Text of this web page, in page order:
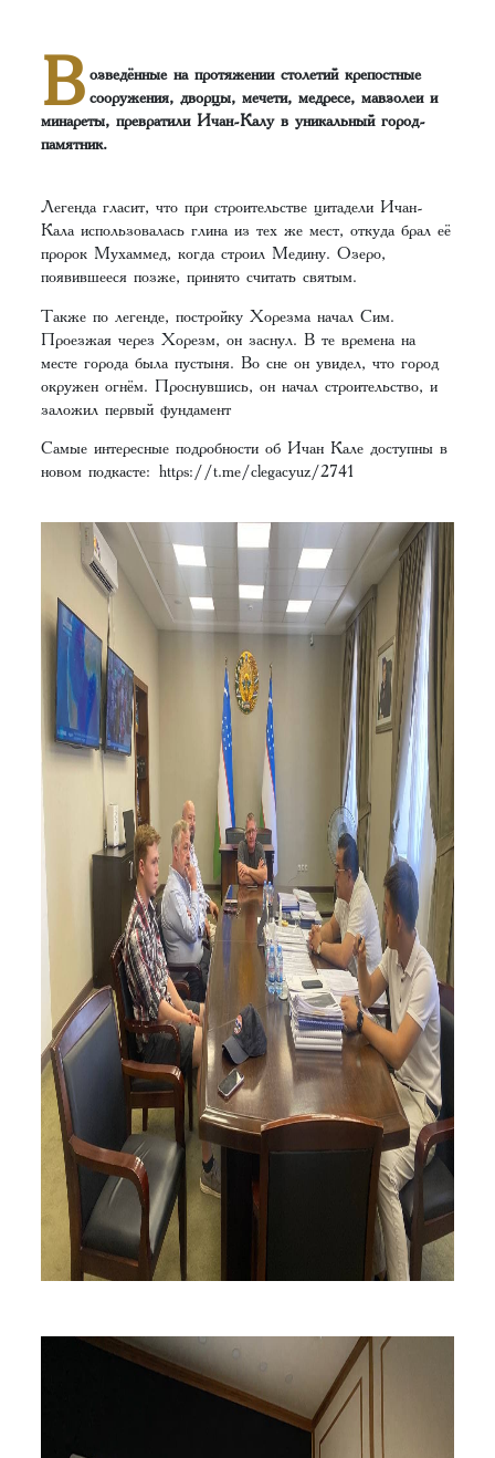
В озведённые на протяжении столетий крепостные
сооружения, дворцы, мечети, медресе, мавзолеи и
минареты, превратили Ичан-Калу в уникальный город-
памятник.
Легенда гласит, что при строительстве цитадели Ичан-
Кала использовалась глина из тех же мест, откуда брал её
пророк Мухаммед, когда строил Медину. Озеро,
появившееся позже, принято считать святым.
Также по легенде, постройку Хорезма начал Сим.
Проезжая через Хорезм, он заснул. В те времена на
месте города была пустыня. Во сне он увидел, что город
окружен огнём. Проснувшись, он начал строительство, и
заложил первый фундамент
Самые интересные подробности об Ичан Кале доступны в
новом подкасте:https://t.me/clegacyuz/2741